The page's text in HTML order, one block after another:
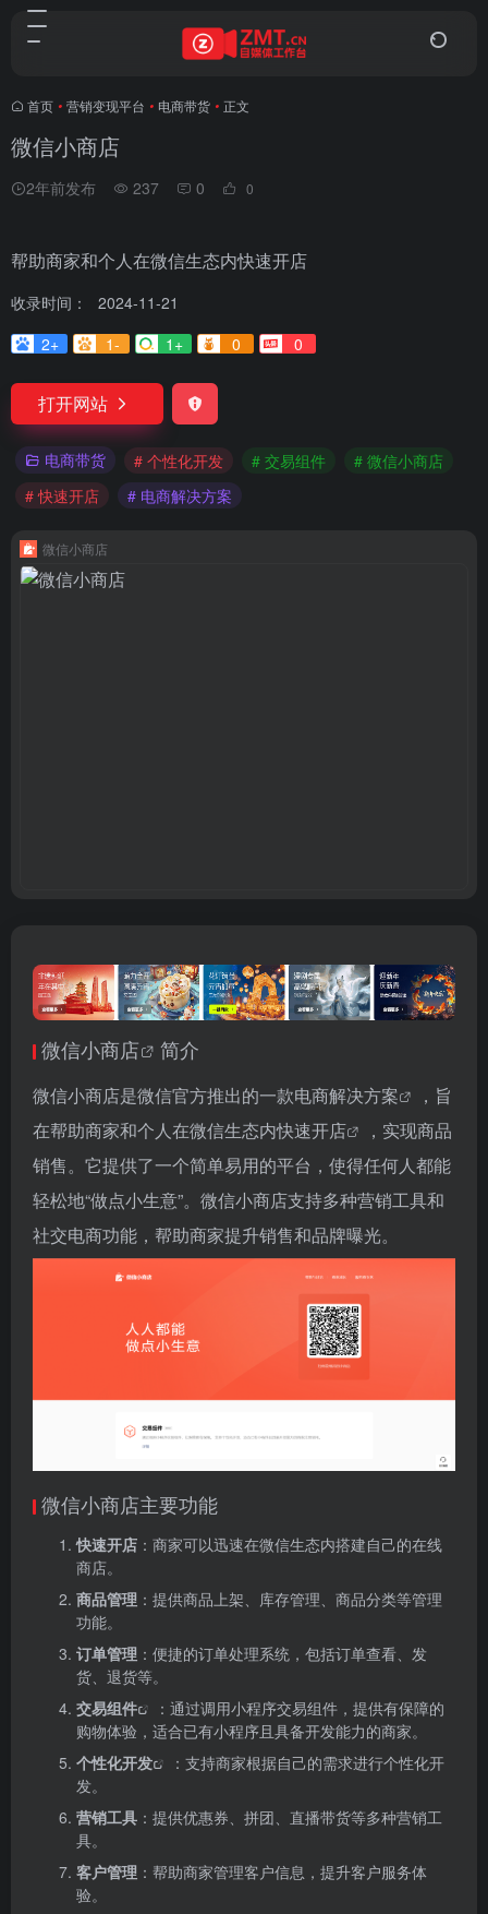
首页 • 营销变现平台 • 电商带货 • 正文
微信小商店
2年前发布 237 0 0
帮助商家和个人在微信生态内快速开店
收录时间：
2024-11-21
2+
1- 1+ 0 0
打开网站
电商带货 # 个性化开发 # 交易组件
# 微信小商店
# 快速开店
# 电商解决方案
微信小商店
微信小商店 简介
微信小商店是微信官方推出的一款电商解决方案
，旨
在帮助商家和个人在微信生态内快速开店
，实现商品
销售。它提供了一个简单易用的平台，使得任何人都能
轻松地“做点小生意”。微信小商店支持多种营销工具和
社交电商功能，帮助商家提升销售和品牌曝光。
微信小商店主要功能
快速开店 ：商家可以迅速在微信生态内搭建自己的在线
商店。
商品管理 ：提供商品上架、库存管理、商品分类等管理
功能。
订单管理 ：便捷的订单处理系统，包括订单查看、发
货、退货等。
交易组件
：通过调用小程序交易组件，提供有保障的
购物体验，适合已有小程序且具备开发能力的商家。
个性化开发
：支持商家根据自己的需求进行个性化开
发。
营销工具 ：提供优惠券、拼团、直播带货等多种营销工
具。
客户管理 ：帮助商家管理客户信息，提升客户服务体
验。